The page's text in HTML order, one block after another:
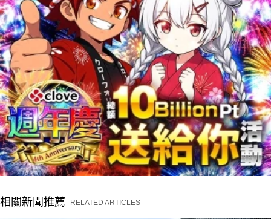
相關新聞推薦 RELATED ARTICLES